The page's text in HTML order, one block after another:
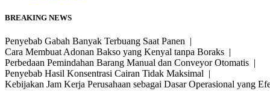
BREAKING NEWS
Penyebab Gabah Banyak Terbuang Saat Panen |
Cara Membuat Adonan Bakso yang Kenyal tanpa Boraks |
Perbedaan Pemindahan Barang Manual dan Conveyor Otomatis |
Penyebab Hasil Konsentrasi Cairan Tidak Maksimal |
Kebijakan Jam Kerja Perusahaan sebagai Dasar Operasional yang